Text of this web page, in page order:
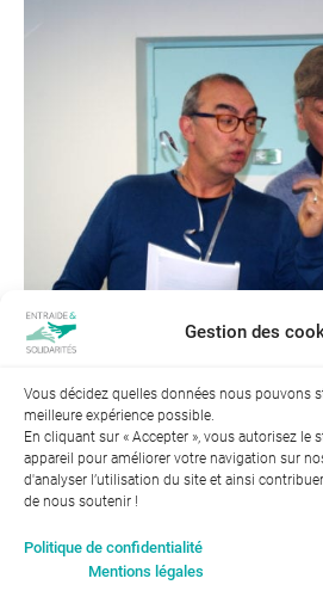
Gestion des
Vous décidez quelles données nous pouvons
meilleure expérience possible.
En cliquant sur « Accepter », vous autorisez le
appareil pour améliorer votre navigation sur
d'analyser l’utilisation du site et ainsi
de nous soutenir !
Politique de confidentialité
Mentions légales
← Précédent
femmes : 94